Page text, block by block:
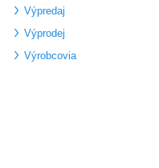
Výpredaj
Výprodej
Výrobcovia